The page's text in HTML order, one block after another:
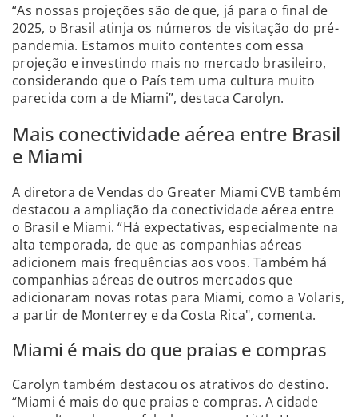
“As nossas projeções são de que, já para o final de
2025, o Brasil atinja os números de visitação do pré-
pandemia. Estamos muito contentes com essa
projeção e investindo mais no mercado brasileiro,
considerando que o País tem uma cultura muito
parecida com a de Miami”, destaca Carolyn.
Mais conectividade aérea entre Brasil
e Miami
A diretora de Vendas do Greater Miami CVB também
destacou a ampliação da conectividade aérea entre
o Brasil e Miami. “Há expectativas, especialmente na
alta temporada, de que as companhias aéreas
adicionem mais frequências aos voos. Também há
companhias aéreas de outros mercados que
adicionaram novas rotas para Miami, como a Volaris,
a partir de Monterrey e da Costa Rica", comenta.
Miami é mais do que praias e compras
Carolyn também destacou os atrativos do destino.
“Miami é mais do que praias e compras. A cidade